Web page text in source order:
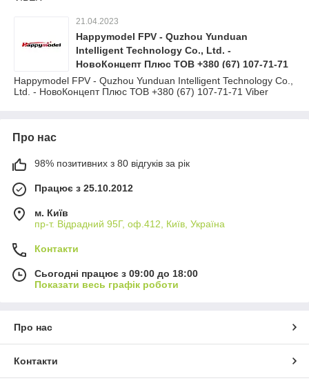
21.04.2023
Happymodel FPV - Quzhou Yunduan
Intelligent Technology Co., Ltd. -
НовоКонцепт Плюс ТОВ +380 (67) 107-71-71
Viber
Happymodel FPV - Quzhou Yunduan Intelligent Technology Co.,
Ltd. - НовоКонцепт Плюс ТОВ +380 (67) 107-71-71 Viber
Про нас
98% позитивних з 80 відгуків за рік
Працює з 25.10.2012
м. Київ
пр-т. Відрадний 95Г, оф.412, Київ, Україна
Контакти
Сьогодні працює з 09:00 до 18:00
Показати весь графік роботи
Про нас
Контакти